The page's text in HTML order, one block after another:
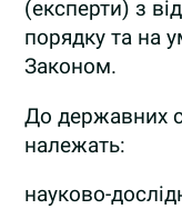
(експерти) з
порядку та на
Законом.
До державних
належать:
науково-